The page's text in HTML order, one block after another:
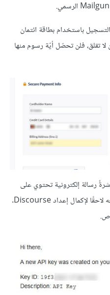
التسجيل باستخدام بطاقة ائتمان
تقلق، فلن تحصّل أيّة رسوم منها
رسالة إلكترونية تحتوي على
الخاص بك الذي ستحتاجه لاحقًا لإكمال إعداد Discourse.